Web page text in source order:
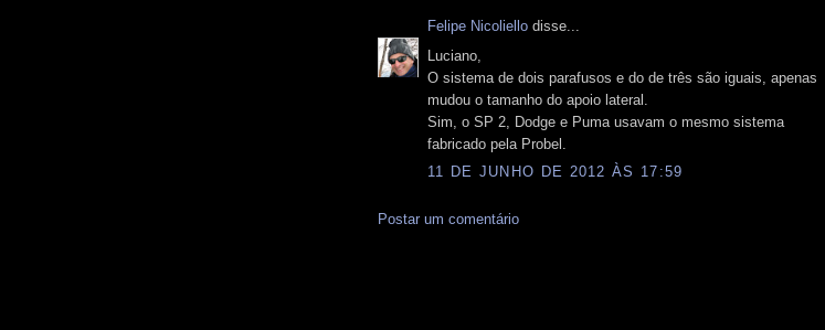
Felipe Nicoliello disse...
Luciano,
O sistema de dois parafusos e do de três são iguais, apenas
mudou o tamanho do apoio lateral.
Sim, o SP 2, Dodge e Puma usavam o mesmo sistema
fabricado pela Probel.
11 DE JUNHO DE 2012 ÀS 17:59
Postar um comentário